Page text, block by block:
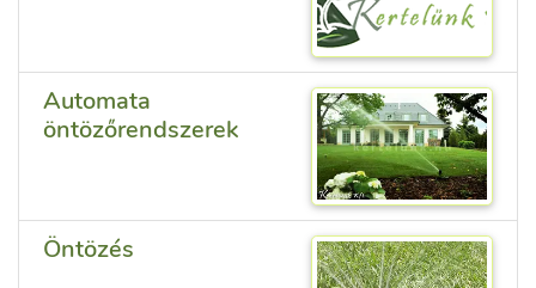
Automata
öntözőrendszerek
Öntözés